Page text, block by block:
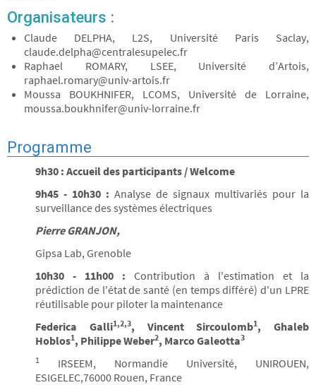
Organisateurs :
Claude DELPHA, L2S, Université Paris Saclay,
claude.delpha@centralesupelec.fr
Raphael ROMARY, LSEE, Université d’Artois,
raphael.romary@univ-artois.fr
Moussa BOUKHNIFER, LCOMS, Université de Lorraine,
moussa.boukhnifer@univ-lorraine.fr
Programme
9h30 : Accueil des participants / Welcome
9h45 - 10h30 : Analyse de signaux multivariés pour la
surveillance des systèmes électriques
Pierre GRANJON,
Gipsa Lab, Grenoble
10h30 - 11h00 : Contribution à l'estimation et la
prédiction de l'état de santé (en temps différé) d'un LPRE
réutilisable pour piloter la maintenance
Federica Galli1,2,3, Vincent Sircoulomb1, Ghaleb
Hoblos1, Philippe Weber2, Marco Galeotta3
1
IRSEEM, Normandie Université, UNIROUEN,
ESIGELEC,76000 Rouen, France